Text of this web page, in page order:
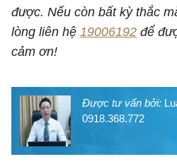
được. Nếu còn bất kỳ thắc
lòng liên hệ 19006192 để
cảm ơn!
Được tư vấn bởi:
0918.368.772